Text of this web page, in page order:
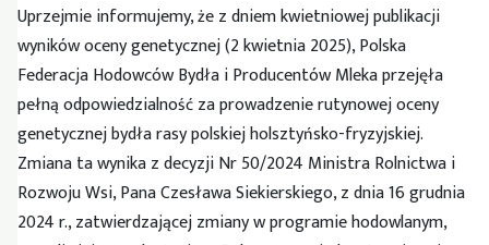
Uprzejmie informujemy, że z dniem kwietniowej publikacji
wyników oceny genetycznej (2 kwietnia 2025), Polska
Federacja Hodowców Bydła i Producentów Mleka przejęła
pełną odpowiedzialność za prowadzenie rutynowej oceny
genetycznej bydła rasy polskiej holsztyńsko-fryzyjskiej.
Zmiana ta wynika z decyzji Nr 50/2024 Ministra Rolnictwa i
Rozwoju Wsi, Pana Czesława Siekierskiego, z dnia 16 grudnia
2024 r., zatwierdzającej zmiany w programie hodowlanym,